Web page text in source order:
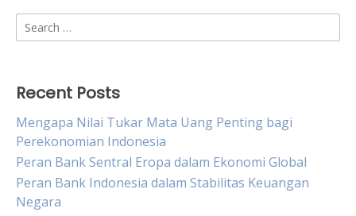
Search
for:
Recent Posts
Mengapa Nilai Tukar Mata Uang Penting bagi
Perekonomian Indonesia
Peran Bank Sentral Eropa dalam Ekonomi Global
Peran Bank Indonesia dalam Stabilitas Keuangan
Negara